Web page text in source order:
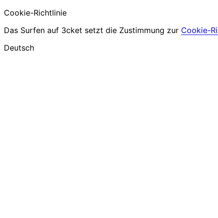
Cookie-Richtlinie
Das Surfen auf 3cket setzt die Zustimmung zur Cookie-
Deutsch